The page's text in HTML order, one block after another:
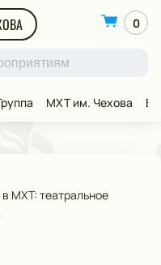
0
МХТ им. Чехова
МХТ: театральное